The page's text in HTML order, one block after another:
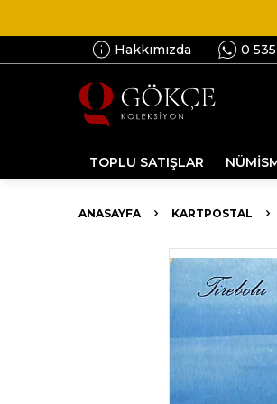
Hakkımızda 0
TOPLU SATIŞLAR
ANASAYFA KARTPOSTAL